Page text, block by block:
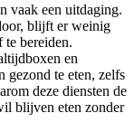
vaak een uitdaging.
blijft er weinig
bereiden.
en
gezond te eten, zelfs
deze diensten de
blijven eten zonder